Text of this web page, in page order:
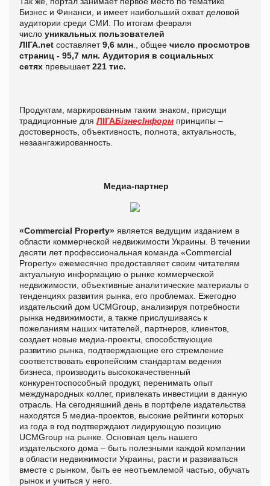
Бизнес и Финанси, и имеет наибольший охват деловой
аудитории среди СМИ. По итогам февраля
число уникальных пользователей
ЛІГА.net составляет9,6 млн ., общее число просмотров
страниц - 95,7 млн. Аудитория в социальных
сетях превышает221 тис.
Продуктам, маркированным таким знаком, присущи
традиционные для ЛІГАБізнесІнформ принципы –
достоверность, объективность, полнота, актуальность,
незаангажированность.
Медиа-партнер
«Commercial Property» является ведущим изданием в
области коммерческой недвижимости Украины. В течении
десяти лет профессиональная команда «Commercial
Property» ежемесячно предоставляет своим читателям
актуальную информацию о рынке коммерческой
недвижимости, объективные аналитические материалы о
тенденциях развития рынка, его проблемах. Ежегодно
издательский дом UCMGroup, анализируя потребности
рынка недвижимости, а также прислушиваясь к
пожеланиям наших читателей, партнеров, клиентов,
создает новые медиа-проекты, способствующие
развитию рынка, подтверждающие его стремление
соответствовать европейским стандартам ведения
бизнеса, производить высококачественный
конкурентоспособный продукт, перенимать опыт
международных коллег, привлекать инвестиции в данную
отрасль. На сегодняшний день в портфеле издательства
находятся 5 медиа-проектов, высокие рейтинги которых
из года в год подтверждают лидирующую позицию
UCMGroup на рынке. Основная цель нашего
издательского дома – быть полезными каждой компании
в области недвижимости Украины, расти и развиваться
вместе с рынком, быть ее неотъемлемой частью, обучать
рынок и учиться у него.